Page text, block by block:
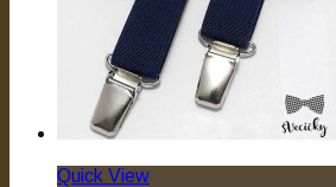
Quick View